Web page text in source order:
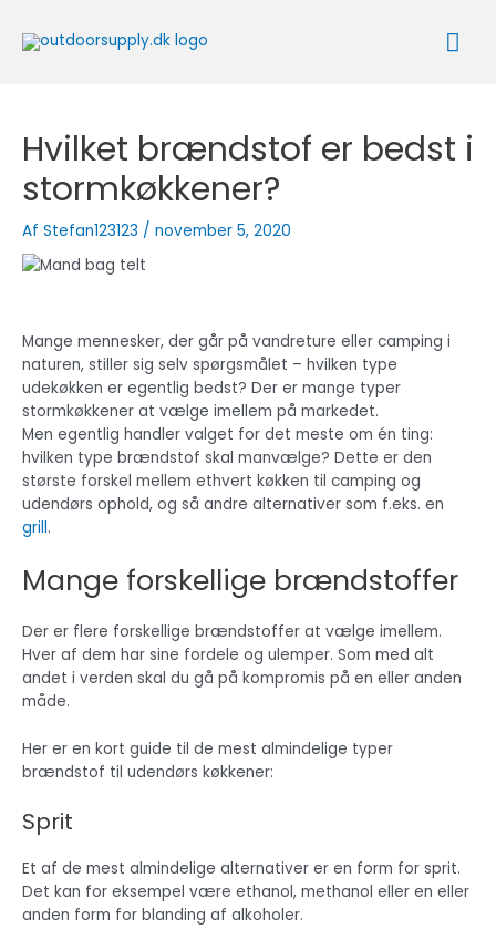
indholdet
Hvilket brændstof er bedst i
stormkøkkener?
Af Stefan123123 / november 5, 2020
Mange mennesker, der går på vandreture eller camping i
naturen, stiller sig selv spørgsmålet – hvilken type
udekøkken er egentlig bedst? Der er mange typer
stormkøkkener at vælge imellem på markedet.
Men egentlig handler valget for det meste om én ting:
hvilken type brændstof skal manvælge? Dette er den
største forskel mellem ethvert køkken til camping og
udendørs ophold, og så andre alternativer som f.eks. en
grill.
Mange forskellige brændstoffer
Der er flere forskellige brændstoffer at vælge imellem.
Hver af dem har sine fordele og ulemper. Som med alt
andet i verden skal du gå på kompromis på en eller anden
måde.
Her er en kort guide til de mest almindelige typer
brændstof til udendørs køkkener:
Sprit
Et af de mest almindelige alternativer er en form for sprit.
Det kan for eksempel være ethanol, methanol eller en eller
anden form for blanding af alkoholer.